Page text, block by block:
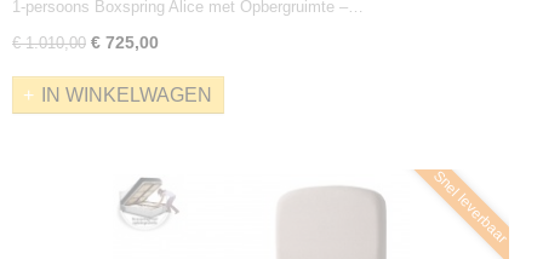
Crème – Incl. Matras
1-persoons Boxspring Alice met Opbergruimte –…
€ 1.010,00 € 725,00
IN WINKELWAGEN
Snel leverbaar